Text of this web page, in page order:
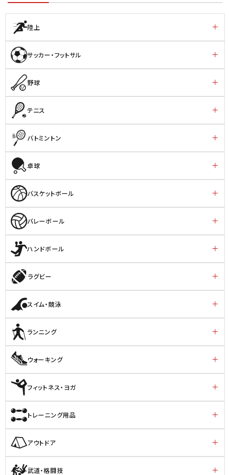
陸上
サッカー・フットサル
野球
テニス
バトミントン
卓球
バスケットボール
バレーボール
ハンドボール
ラグビー
スイム・競泳
ランニング
ウォーキング
フィットネス・ヨガ
トレーニング用品
アウトドア
武道・格闘技